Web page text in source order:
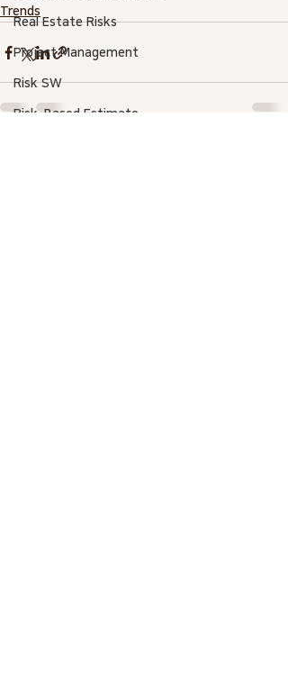
Real Estate Risks
Project Management
Risk SW
Risk-Based Estimate
Trends